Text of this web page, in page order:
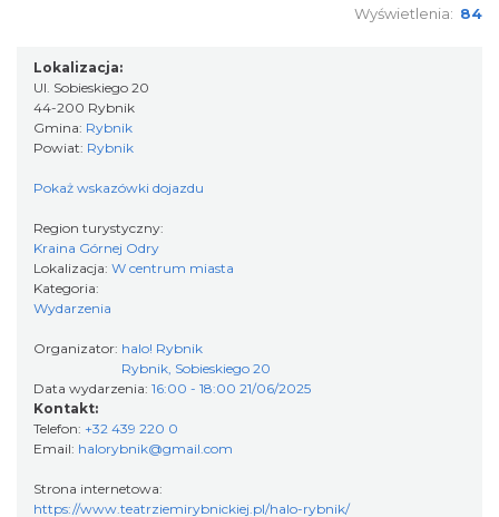
0.00 km
Coś z niczego - organizery z tektury, z
makramy...
0.00 km
Wyświetlenia: 84
Lokalizacja:
Ul. Sobieskiego 20
44-200 Rybnik
Gmina: Rybnik
Powiat: Rybnik
Pokaż wskazówki dojazdu
Region turystyczny:
Kraina Górnej Odry
Lokalizacja: W centrum miasta
Kategoria:
Wydarzenia
Organizator: halo! Rybnik
Rybnik, Sobieskiego 20
Data wydarzenia: 16:00 - 18:00 21/06/2025
Kontakt:
Telefon: +32 439 220 0
Email: halorybnik@gmail.com
Strona internetowa:
https://www.teatrziemirybnickiej.pl/halo-rybnik/